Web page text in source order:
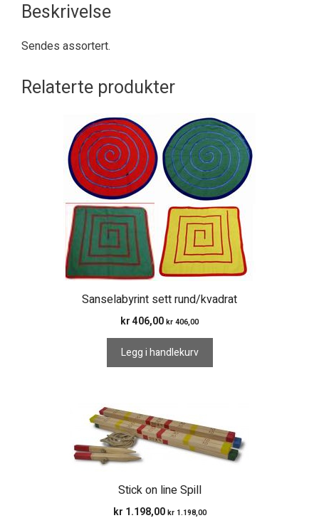
Beskrivelse
Sendes assortert.
Relaterte produkter
Sanselabyrint sett rund/kvadrat
kr 406,00 kr 406,00
Legg i handlekurv
Stick on line Spill
kr 1.198,00 kr1.198,00